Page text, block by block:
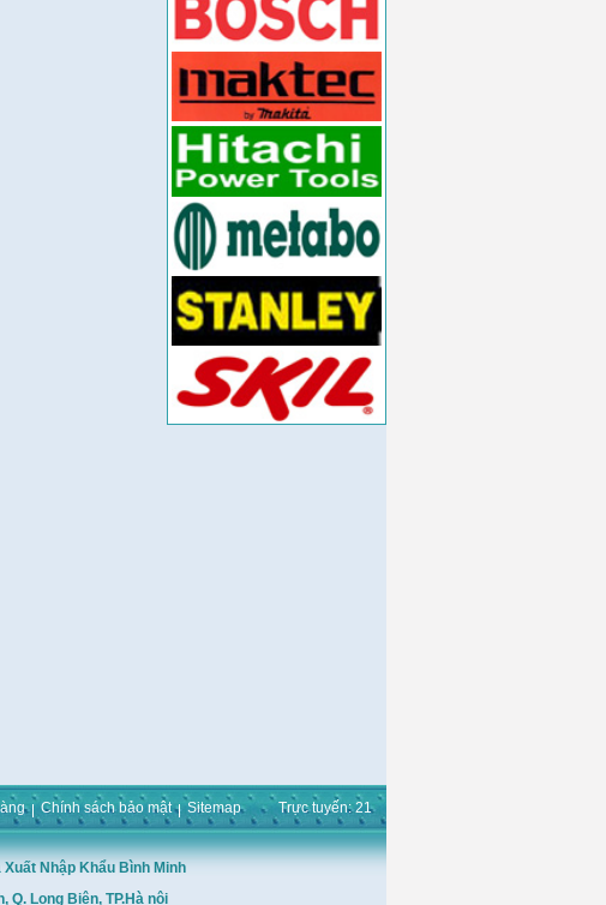
Chính sách bảo mật Sitemap Trực tuyến: 21
Nhập Khẩu Bình Minh
Q. Long Biên, TP.Hà nội